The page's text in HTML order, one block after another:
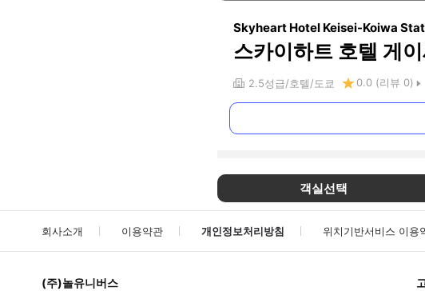
Skyheart Hotel Keisei-Koiwa
스카이하트 호텔 게
2.5성급 호텔 도쿄 0.0 (리뷰 0)
객실선택
회사소개 이용약관 개인정보처리방침 위치기반서비스 이용
(주)놀유니버스